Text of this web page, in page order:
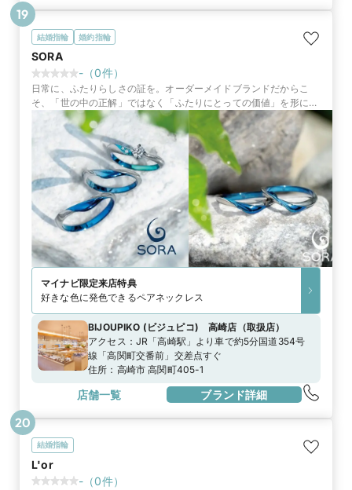
結婚指輪 婚約指輪
SORA
- （0件）
日常に、ふたりらしさの証を。オーダーメイドブランドだからこ
そ、「世の中の正解」ではなく「ふたりにとっての価値」を形にし
マイナビ限定来店特典
好きな色に発色できるペアネックレス
BIJOUPIKO (ビジュピコ) 高崎店 （取扱店）
アクセス： JR「高崎駅」より車で約5分国道354号
線「高関町交番前」交差点すぐ
住所： 高崎市 高関町405-1
店舗一覧 ブランド詳細
19
結婚指輪
L'or
- （0件）
20